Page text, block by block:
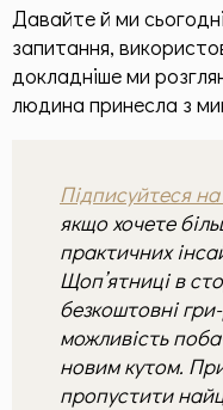
Загальна
Здоров'я
Додаткові
Чек-листи
Контакти
Давайте й ми
запитання,
докладніше ми
людина принесла з
Підписуйтеся
якщо хочете
практичних
Щоп’ятниці в
безкоштовні
можливість
новим кутом.
пропустити